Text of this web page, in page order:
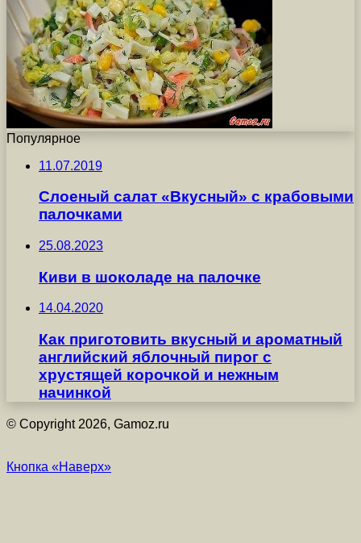
Популярное
11.07.2019
Слоеный салат «Вкусный» с крабовыми
палочками
25.08.2023
Киви в шоколаде на палочке
14.04.2020
Как приготовить вкусный и ароматный
английский яблочный пирог с
хрустящей корочкой и нежным
начинкой
© Copyright 2026, Gamoz.ru
Кнопка «Наверх»